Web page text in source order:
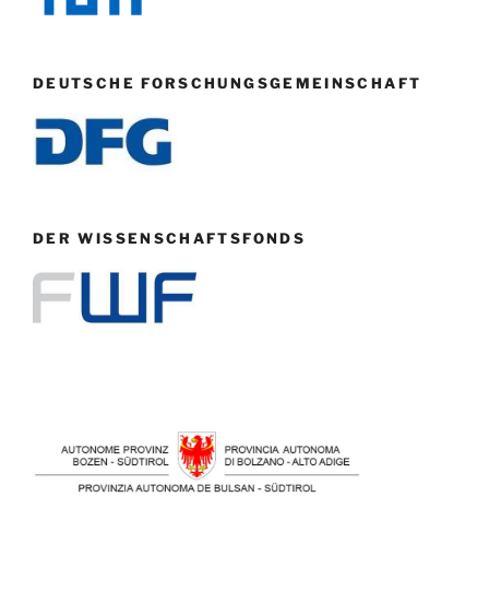
DEUTSCHE FORSCHUNGSGEMEINSCHAFT
DER WISSENSCHAFTSFONDS